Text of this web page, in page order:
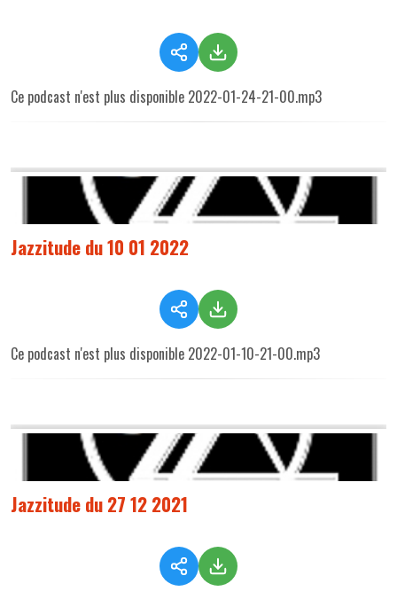
Ce podcast n'est plus disponible 2022-01-24-21-00.mp3
Jazzitude du 10 01 2022
Ce podcast n'est plus disponible 2022-01-10-21-00.mp3
Jazzitude du 27 12 2021